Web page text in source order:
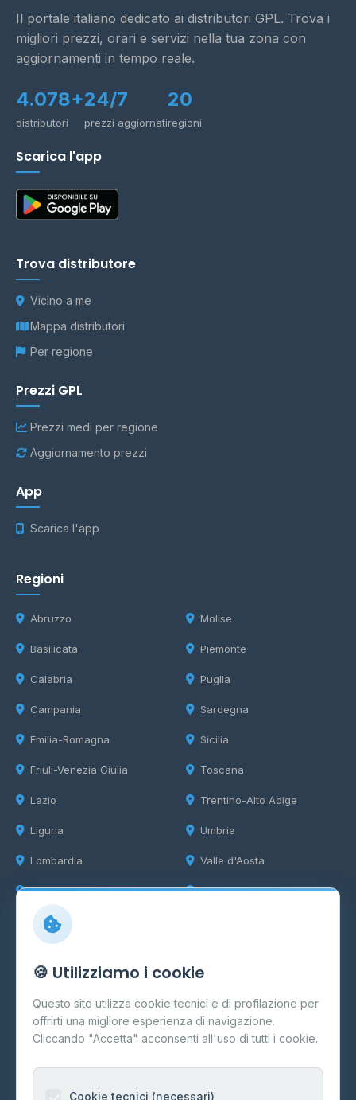
Il portale italiano dedicato ai distributori GPL. Trova i
migliori prezzi, orari e servizi nella tua zona con
aggiornamenti in tempo reale.
4.078+
distributori
24/7
prezzi aggiornati
20
regioni
Scarica l'app
Trova distributore
Vicino a me
Mappa distributori
Per regione
Prezzi GPL
Prezzi medi per regione
Aggiornamento prezzi
App
Scarica l'app
Regioni
Abruzzo
Basilicata
Calabria
Campania
Emilia-Romagna
Friuli-Venezia Giulia
Lazio
Liguria
Lombardia
Marche
Molise
Piemonte
Puglia
Sardegna
Sicilia
Toscana
Trentino-Alto Adige
Umbria
Valle d'Aosta
Veneto
Info
Cos'è il GPL
FAQ
Contatti
Informazioni legali
🍪 Utilizziamo i cookie
Questo sito utilizza cookie tecnici e di profilazione per
offrirti una migliore esperienza di navigazione.
Cliccando "Accetta" acconsenti all'uso di tutti i cookie.
Cookie tecnici (necessari)